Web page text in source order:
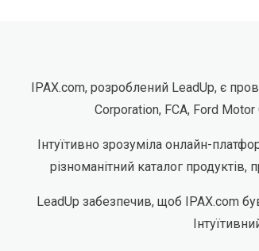
IPAX.com, розроблений LeadUp, є
Corporation, FCA, Ford
Інтуїтивно зрозуміла онлайн-
різноманітний каталог
LeadUp забезпечив, щоб IPAX.com